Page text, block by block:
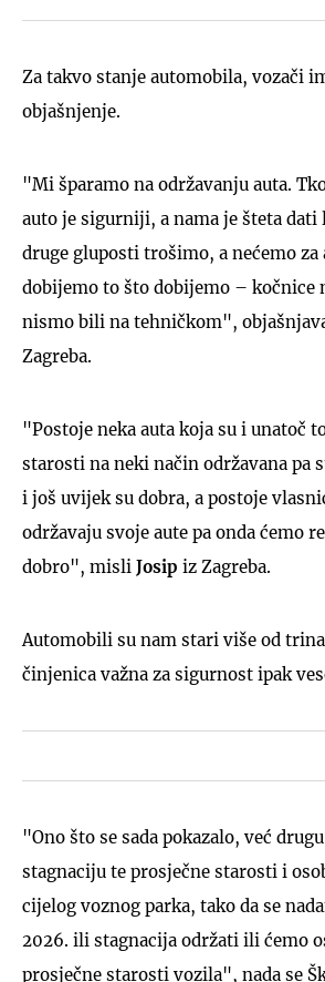
Za takvo stanje automobila, vozači
objašnjenje.
"Mi šparamo na održavanju auta.
auto je sigurniji, a nama je šteta dati
druge gluposti trošimo, a nećemo za
dobijemo to što dobijemo – kočnice
nismo bili na tehničkom",
Zagreba.
"Postoje neka auta koja su i unatoč
starosti na neki način održavana pa
i još uvijek su dobra, a postoje
održavaju svoje aute pa onda ćemo
dobro", misli Josip iz Zagreba.
Automobili su nam stari više od
činjenica važna za sigurnost ipak
"Ono što se sada pokazalo, već
stagnaciju te prosječne starosti i
cijelog voznog parka, tako da se
2026. ili stagnacija održati ili ćemo
prosječne starosti vozila", nada se